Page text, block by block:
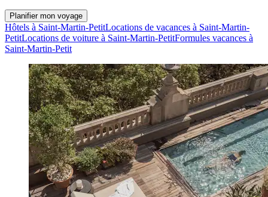
Planifier mon voyage
Hôtels à Saint-Martin-PetitLocations de vacances à Saint-Martin-
PetitLocations de voiture à Saint-Martin-PetitFormules vacances à
Saint-Martin-Petit